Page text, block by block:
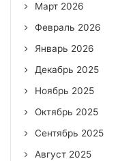
Март 2026
Февраль 2026
Январь 2026
Декабрь 2025
Ноябрь 2025
Октябрь 2025
Сентябрь 2025
Август 2025